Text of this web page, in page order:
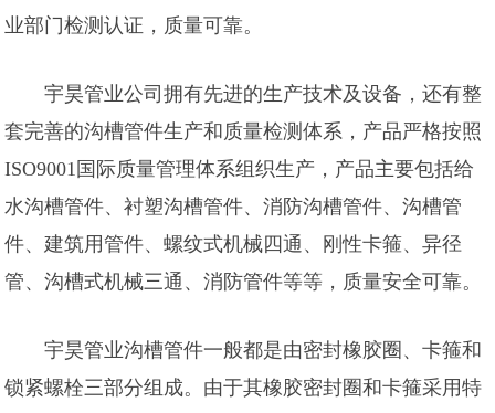
业部门检测认证，质量可靠。
宇昊管业公司拥有先进的生产技术及设备，还有整
套完善的沟槽管件生产和质量检测体系，产品严格按照
ISO9001国际质量管理体系组织生产，产品主要包括给
水沟槽管件、衬塑沟槽管件、消防沟槽管件、沟槽管
件、建筑用管件、螺纹式机械四通、刚性卡箍、异径
管、沟槽式机械三通、消防管件等等，质量安全可靠。
宇昊管业沟槽管件一般都是由密封橡胶圈、卡箍和
锁紧螺栓三部分组成。由于其橡胶密封圈和卡箍采用特